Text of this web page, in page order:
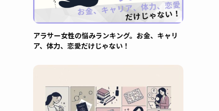
アラサー女性の悩みランキング。お金、キャリ
ア、体力、恋愛だけじゃない！